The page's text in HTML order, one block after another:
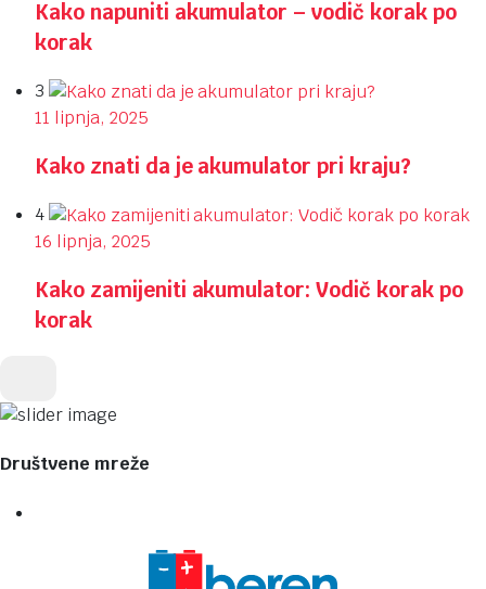
Kako napuniti akumulator – vodič korak po
korak
3
11 lipnja, 2025
Kako znati da je akumulator pri kraju?
4
16 lipnja, 2025
Kako zamijeniti akumulator: Vodič korak po
korak
Društvene mreže